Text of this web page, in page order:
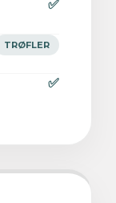
✅
TRØFLER
✅